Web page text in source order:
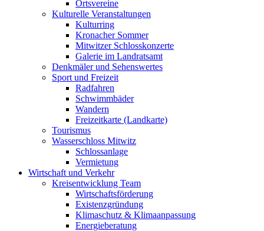
Ortsvereine
Kulturelle Veranstaltungen
Kulturring
Kronacher Sommer
Mitwitzer Schlosskonzerte
Galerie im Landratsamt
Denkmäler und Sehenswertes
Sport und Freizeit
Radfahren
Schwimmbäder
Wandern
Freizeitkarte (Landkarte)
Tourismus
Wasserschloss Mitwitz
Schlossanlage
Vermietung
Wirtschaft und Verkehr
Kreisentwicklung Team
Wirtschaftsförderung
Existenzgründung
Klimaschutz & Klimaanpassung
Energieberatung